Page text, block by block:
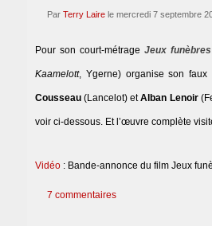
Par Terry Laire le mercredi 7 septembre
Pour son court-métrageJeux funèbres
Kaamelott, Ygerne) organise son
Cousseau (Lancelot) etAlban Lenoir
voir ci-dessous. Et l’œuvre complète
Vidéo : Bande-annonce du film Jeux
7 commentaires